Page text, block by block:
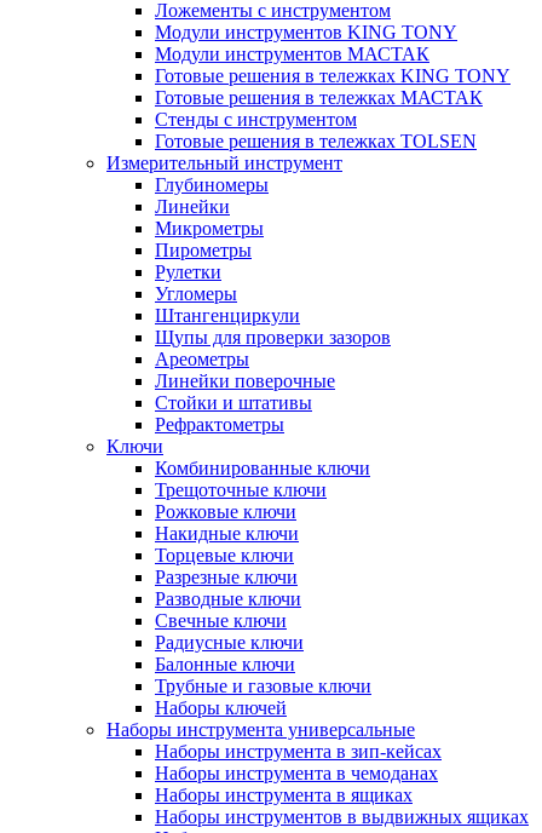
Ложементы с инструментом
Модули инструментов KING TONY
Модули инструментов МАСТАК
Готовые решения в тележках KING TONY
Готовые решения в тележках МАСТАК
Стенды с инструментом
Готовые решения в тележках TOLSEN
Измерительный инструмент
Глубиномеры
Линейки
Микрометры
Пирометры
Рулетки
Угломеры
Штангенциркули
Щупы для проверки зазоров
Ареометры
Линейки поверочные
Стойки и штативы
Рефрактометры
Ключи
Комбинированные ключи
Трещоточные ключи
Рожковые ключи
Накидные ключи
Торцевые ключи
Разрезные ключи
Разводные ключи
Свечные ключи
Радиусные ключи
Балонные ключи
Трубные и газовые ключи
Наборы ключей
Наборы инструмента универсальные
Наборы инструмента в зип-кейсах
Наборы инструмента в чемоданах
Наборы инструмента в ящиках
Наборы инструментов в выдвижных ящиках